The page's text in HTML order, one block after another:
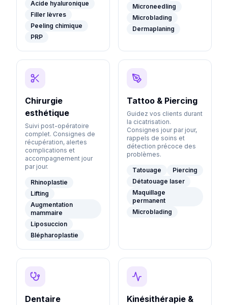
Acide hyaluronique
Filler lèvres
Peeling chimique
PRP
Microneedling
Microblading
Dermaplaning
Chirurgie
esthétique
Suivi post-opératoire
complet. Consignes de
récupération, alertes
complications et
accompagnement jour
par jour.
Rhinoplastie
Lifting
Augmentation
mammaire
Liposuccion
Blépharoplastie
Tattoo & Piercing
Guidez vos clients durant
la cicatrisation.
Consignes jour par jour,
rappels de soins et
détection précoce des
problèmes.
Tatouage
Piercing
Détatouage laser
Maquillage
permanent
Microblading
Dentaire
Kinésithérapie &